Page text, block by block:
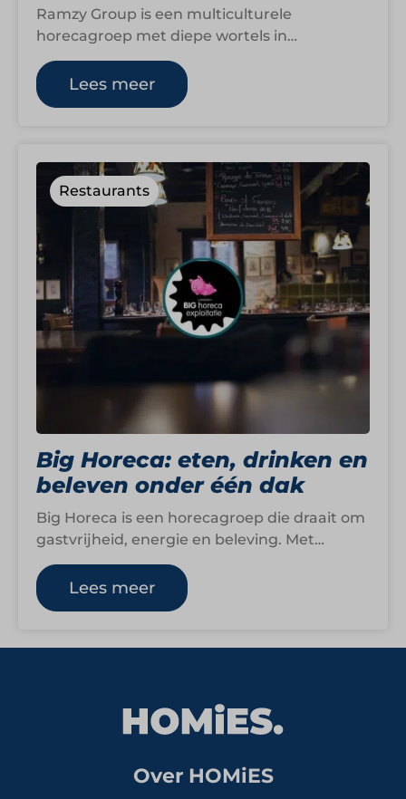
Ramzy Group is een multiculturele
horecagroep met diepe wortels in
Amsterdam en een uitgesproken visie op
ondernemen. Van bruisende
stadsrestaurants…
Lees meer
Restaurants
Big Horeca: eten, drinken en
beleven onder één dak
Big Horeca is een horecagroep die draait om
gastvrijheid, energie en beleving. Met
restaurants, ijssalons en een
seizoensgebonden ijsbaan biedt…
Lees meer
Over HOMiES